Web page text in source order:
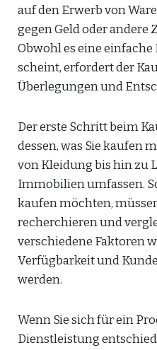
auf den Erwerb von
gegen Geld oder andere
Obwohl es eine
scheint, erfordert der
Überlegungen und
Der erste Schritt beim
dessen, was Sie kaufen
von Kleidung bis hin zu
Immobilien umfassen.
kaufen möchten,
recherchieren und
verschiedene Faktoren
Verfügbarkeit und
werden.
Wenn Sie sich für ein
Dienstleistung